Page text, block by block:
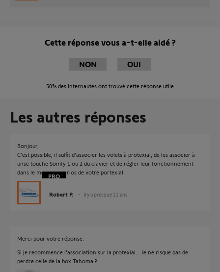
Cette réponse vous a-t-elle aidé ?
NON OUI
50% des internautes ont trouvé cette réponse utile
Les autres réponses
Bonjour,
C'est possible, il suffit d'associer les volets à protexial, de les associer à
unse touche Somfy 1 ou 2 du clavier et de régler leur fonctionnement
dans le menu scenarios de votre portexial.
Robert P. il y a presque 11 ans
Merci pour votre réponse.
Si je recommence l'association sur la protexial... Je ne risque pas de
perdre celle de la box Tahoma ?